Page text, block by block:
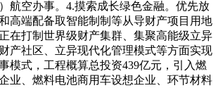
航空办事。4.摸索成长绿色金融。优先放
高端配备取智能制制等从导财产项目用地
在打制世界级财产集群、集聚高能级立异
产社区、立异现代化管理模式等方面实现
模式，工程概算总投资439亿元，引入燃
业、燃料电池商用车设想企业、环节材料